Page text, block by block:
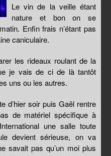
Le vin de la veille étant
nature et bon on se
Enfin frais n’étant pas
caniculaire.
les rideaux roulant de la
je vais de ci de là tantôt
uns ou les autres.
d’hier soir puis Gaël rentre
de matériel spécifique à
une salle toute
devient sérieuse, on va
savait pas qu’un moi plus